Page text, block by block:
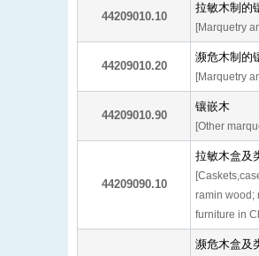
44209010.10
拉敏木制的
[Marquetry
44209010.20
濒危木制的
[Marquetry
44209010.90
镶嵌木
[Other
44209090.10
拉敏木盒及
ramin wood;
furniture in
濒危木盒及